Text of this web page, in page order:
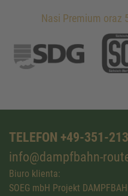
Nasi Premium oraz
TELEFON +49-351-
info@dampfbahn-
Biuro klienta:
SOEG mbH Projekt